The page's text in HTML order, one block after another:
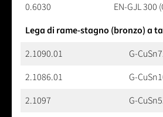
0.6030
EN-GJL 300
Lega di rame-stagno (bronzo) a
2.1090.01
G-
2.1086.01
G-
2.1097
G-